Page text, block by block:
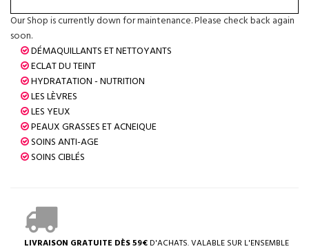
Our Shop is currently down for maintenance. Please check back again
soon.
DÉMAQUILLANTS ET NETTOYANTS
ECLAT DU TEINT
HYDRATATION - NUTRITION
LES LÈVRES
LES YEUX
PEAUX GRASSES ET ACNEIQUE
SOINS ANTI-AGE
SOINS CIBLÉS
LIVRAISON GRATUITE DÈS 59€ D'ACHATS. VALABLE SUR L'ENSEMBLE